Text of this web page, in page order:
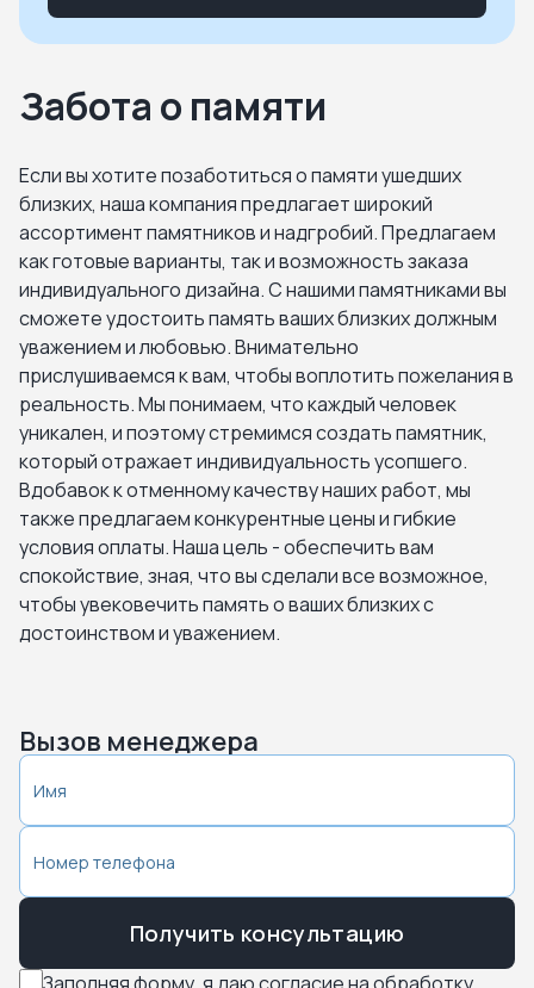
Домодедово. Домодедовское городское
Домодедово. Жеребятьевское кладбище
Домодедово. Заболотьевское кладбище
Домодедово. Заборьевское кладбище
Домодедово. кладбище Куприяниха
Домодедово. Колычёвское кладбище
Домодедово. Меткинское кладбище
Домодедово. Новое-Ямское кладбище
Егорьевск. Новое Егорьевское
Истра. Аносинское кладбище
Истра. Новое городское кладбище
Кашира. Аладьинское кладбище
Кашира. Кладбище Тарасково
Забота о памяти
Если вы хотите позаботиться о памяти ушедших
близких, наша компания предлагает широкий
ассортимент памятников и надгробий. Предлагаем
как готовые варианты, так и возможность заказа
индивидуального дизайна. С нашими памятниками вы
сможете удостоить память ваших близких должным
уважением и любовью. Внимательно
прислушиваемся к вам, чтобы воплотить пожелания в
реальность. Мы понимаем, что каждый человек
уникален, и поэтому стремимся создать памятник,
который отражает индивидуальность усопшего.
Вдобавок к отменному качеству наших работ, мы
также предлагаем конкурентные цены и гибкие
условия оплаты. Наша цель - обеспечить вам
спокойствие, зная, что вы сделали все возможное,
чтобы увековечить память о ваших близких с
достоинством и уважением.
Вызов менеджера
Получить консультацию